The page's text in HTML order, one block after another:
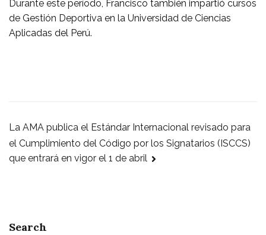
Durante este período, Francisco también impartió cursos
de Gestión Deportiva en la Universidad de Ciencias
Aplicadas del Perú.
La AMA publica el Estándar Internacional revisado para
el Cumplimiento del Código por los Signatarios (ISCCS)
que entrará en vigor el 1 de abril
Search